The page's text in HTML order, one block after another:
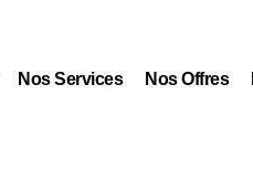
Nos Services Nos Offres